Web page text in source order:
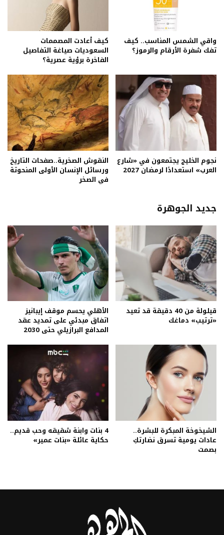
واقي الشمس المناسب.. كيف
تفك شفرة الأرقام والرموز؟
كيف أعادت المصممات
السعوديات صياغة التفاصيل
الفاخرة برؤية عصرية؟
نجوم الخليج يجتمعون في «شارع
العرب» استعدادًا لرمضان 2027
النقوش الصخرية..صفحات التاريخ
ورسائل الإنسان الأولى المنحوتة
في الصخر
جديد الجوهرة
قيلولة من 40 دقيقة قد تعيد
«ترتيب» دماغك
الأهلي يحسم موقف إيبانيز
اتفاق مبدئي على تمديد عقد
المدافع البرازيلي حتى 2030
الشيخوخة المبكرة للبشرة..
عادات يومية تسرق نضارتكِ
بصمت
4 بنات وابنة شقيقه وحب قديم..
حكاية عائلة «بنات عمير»